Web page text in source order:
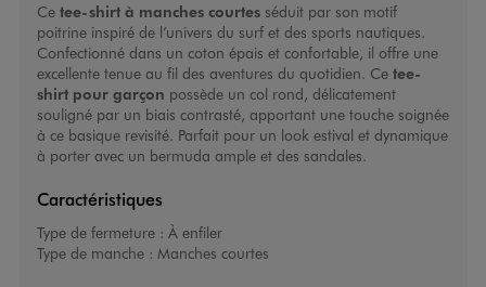
Ce tee-shirt à manches courtesséduit par son motif
poitrine inspiré de l’univers du surf et des sports nautiques.
Confectionné dans un coton épais et confortable, il offre une
excellente tenue au fil des aventures du quotidien. Ce tee-
shirt pour garçon possède un col rond, délicatement
souligné par un biais contrasté, apportant une touche soignée
à ce basique revisité. Parfait pour un look estival et dynamique
à porter avec un bermuda ample et des sandales.
Caractéristiques
Type de fermeture : À enfiler
Type de manche : Manches courtes